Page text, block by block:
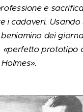
e
i cadaveri.
dei
prototipo